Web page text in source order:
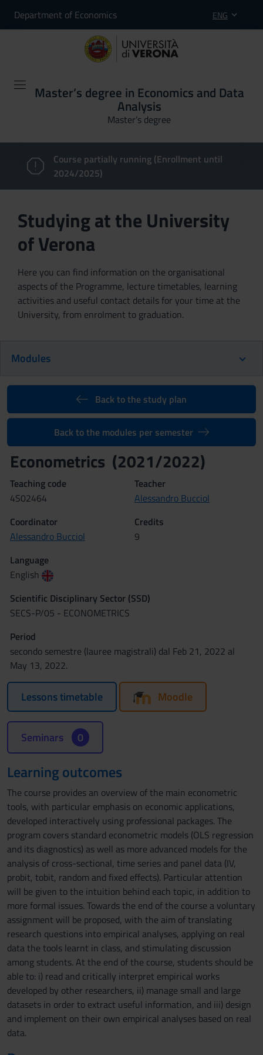
Department of Economics ENG
Master’s degree in Economics and Data
Analysis
Master’s degree
Course partially running (Enrollment until
2024/2025)
Studying at the University
of Verona
Here you can find information on the organisational
aspects of the Programme, lecture timetables, learning
activities and useful contact details for your time at the
University, from enrolment to graduation.
Modules
Back to the study plan
Back to the modules per semester
Econometrics (2021/2022)
Teaching code
4S02464
Teacher
Alessandro Bucciol
Coordinator
Alessandro Bucciol
Credits
9
Language
English
Scientific Disciplinary Sector (SSD)
SECS-P/05 - ECONOMETRICS
Period
secondo semestre (lauree magistrali) dal Feb 21, 2022 al
May 13, 2022.
Lessons timetable Moodle
Seminars 0
Learning outcomes
The course provides an overview of the main econometric
tools, with particular emphasis on economic applications,
developed interactively using professional packages. The
program covers standard econometric models (OLS regression
and its diagnostics) as well as more advanced models for the
analysis of cross-sectional, time series and panel data (IV,
probit, tobit, random and fixed effects). Particular attention
will be given to the intuition behind each topic, in addition to
more formal issues. Towards the end of the course a voluntary
assignment will be proposed, with the aim of translating
research questions into empirical analyses, applying on real
data the tools learnt in class, and stimulating discussion
among students. At the end of the course, students should be
able to: i) read and critically interpret empirical works
developed by other researchers, ii) manage small and large
datasets in order to extract useful information, and iii) design
and implement on their own empirical analyses based on real
data.